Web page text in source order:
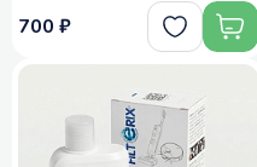
700 ₽